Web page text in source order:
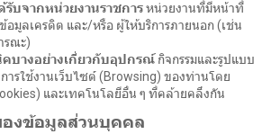
บจากหน่วยงานราชการหน่วยงานที่มีหน้าที่
มูลเครดิต และ/หรือ ผู้ให้บริการภายนอก (เช่น
รณะ)
คบางอย่างเกี่ยวกับอุปกรณ์ กิจกรรมและรูปแบบ
ารใช้งานเว็บไซต์ (Browsing) ของท่านโดย
และเทคโนโลยีอื่น ๆ ที่คล้ายคลึงกัน
องข้อมูลส่วนบุคคล